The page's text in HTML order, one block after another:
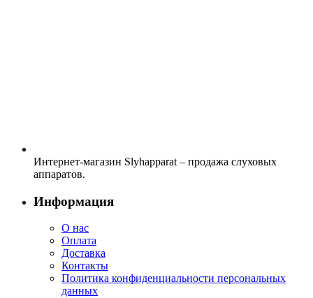
Интернет-магазин Slyhapparat – продажа слуховых
аппаратов.
Информация
О нас
Оплата
Доставка
Контакты
Политика конфиденциальности персональных
данных